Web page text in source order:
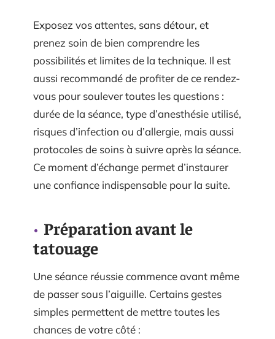
Exposez vos attentes, sans détour, et
prenez soin de bien comprendre les
possibilités et limites de la technique. Il est
aussi recommandé de profiter de ce rendez-
vous pour soulever toutes les questions :
durée de la séance, type d’anesthésie utilisé,
risques d’infection ou d’allergie, mais aussi
protocoles de soins à suivre après la séance.
Ce moment d’échange permet d’instaurer
une confiance indispensable pour la suite.
Préparation avant le
tatouage
Une séance réussie commence avant même
de passer sous l’aiguille. Certains gestes
simples permettent de mettre toutes les
chances de votre côté :